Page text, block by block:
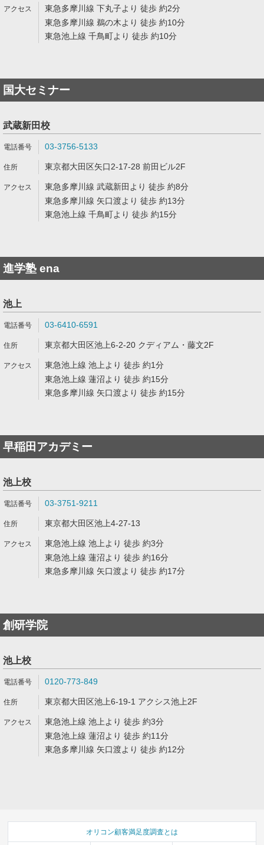
東急多摩川線 下丸子より 徒歩 約2分
東急多摩川線 鵜の木より 徒歩 約10分
東急池上線 千鳥町より 徒歩 約10分
国大セミナー
武蔵新田校
03-3756-5133
東京都大田区矢口2-17-28 前田ビル2F
東急多摩川線 武蔵新田より 徒歩 約8分
東急多摩川線 矢口渡より 徒歩 約13分
東急池上線 千鳥町より 徒歩 約15分
進学塾 ena
池上
03-6410-6591
東京都大田区池上6-2-20 クディアム・藤文2F
東急池上線 池上より 徒歩 約1分
東急池上線 蓮沼より 徒歩 約15分
東急多摩川線 矢口渡より 徒歩 約15分
早稲田アカデミー
池上校
03-3751-9211
東京都大田区池上4-27-13
東急池上線 池上より 徒歩 約3分
東急池上線 蓮沼より 徒歩 約16分
東急多摩川線 矢口渡より 徒歩 約17分
創研学院
池上校
0120-773-849
東京都大田区池上6-19-1 アクシス池上2F
東急池上線 池上より 徒歩 約3分
東急池上線 蓮沼より 徒歩 約11分
東急多摩川線 矢口渡より 徒歩 約12分
オリコン顧客満足度調査とは